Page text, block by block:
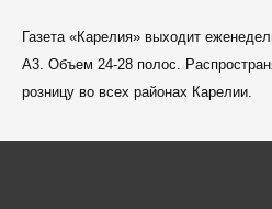
Газета «Карелия» выходит
A3. Объем 24-28 полос.
розницу во всех районах Карелии.